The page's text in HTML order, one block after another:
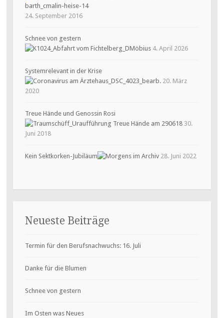
24. September 2016
Schnee von gestern
4. April 2026
Systemrelevant in der Krise
20. März
2020
Treue Hände und Genossin Rosi
30.
Juni 2018
Kein Sektkorken-Jubiläum 28. Juni 2022
Neueste Beiträge
Termin für den Berufsnachwuchs: 16. Juli
Danke für die Blumen
Schnee von gestern
Im Osten was Neues